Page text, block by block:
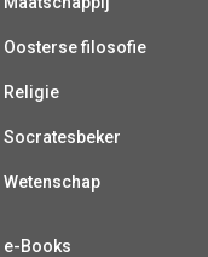
Oosterse filosofie
Religie
Socratesbeker
Wetenschap
e-Books